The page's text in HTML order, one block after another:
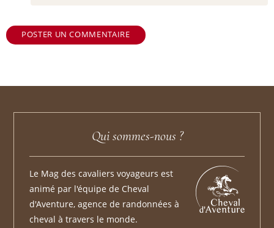
POSTER UN COMMENTAIRE
Qui sommes-nous ?
Le Mag des cavaliers voyageurs est
animé par l'équipe de Cheval
d'Aventure, agence de randonnées à
cheval à travers le monde.